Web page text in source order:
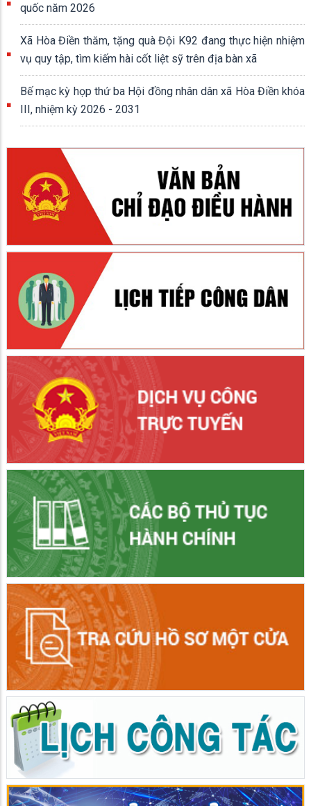
quốc năm 2026
Xã Hòa Điền thăm, tặng quà Đội K92 đang thực hiện nhiệm
vụ quy tập, tìm kiếm hài cốt liệt sỹ trên địa bàn xã
Bế mạc kỳ họp thứ ba Hội đồng nhân dân xã Hòa Điền khóa
III, nhiệm kỳ 2026 - 2031